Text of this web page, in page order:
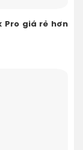
Pro giá rẻ hơn